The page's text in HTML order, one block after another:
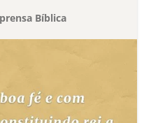
Bíblica